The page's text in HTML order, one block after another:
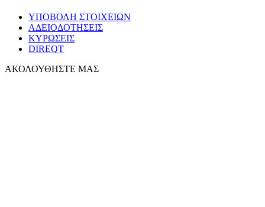
ΥΠΟΒΟΛΗ ΣΤΟΙΧΕΙΩΝ
ΑΔΕΙΟΔΟΤΗΣΕΙΣ
ΚΥΡΩΣΕΙΣ
DIREQT
ΑΚΟΛΟΥΘΗΣΤΕ ΜΑΣ